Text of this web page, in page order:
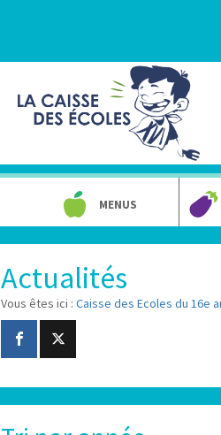
MENUS
Actualités
Vous êtes ici : Caisse des Ecoles du 16e